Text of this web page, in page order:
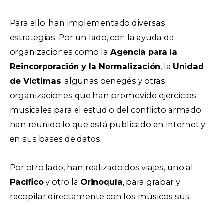
Para ello, han implementado diversas
estrategias. Por un lado, con la ayuda de
organizaciones como la Agencia para la
Reincorporación y la Normalización, la Unidad
de Víctimas, algunas oenegés y otras
organizaciones que han promovido ejercicios
musicales para el estudio del conflicto armado
han reunido lo que está publicado en internet y
en sus bases de datos.
Por otro lado, han realizado dos viajes, uno al
Pacífico y otro la Orinoquía, para grabar y
recopilar directamente con los músicos sus